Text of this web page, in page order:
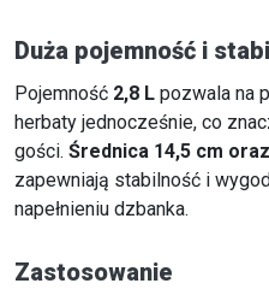
Duża pojemność i
Pojemność 2,8 L pozwala na
herbaty jednocześnie, co
gości. Średnica 14,5 cm
zapewniają stabilność i
napełnieniu dzbanka.
Zastosowanie